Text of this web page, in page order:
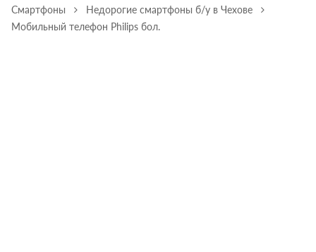
Смартфоны
Недорогие смартфоны б/у в Чехове
Мобильный телефон Philips бол.